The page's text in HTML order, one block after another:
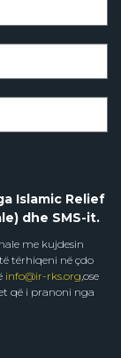
Islamic Relief
dhe SMS-it.
me kujdesin
tërhiqeni në çdo
info@ir-rks.org,ose
që i pranoni nga